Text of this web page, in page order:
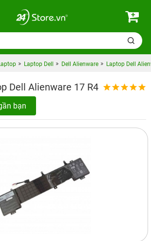
Laptop Dell Dell Alienware Laptop Dell
Dell Alienware 17 R4
bạn